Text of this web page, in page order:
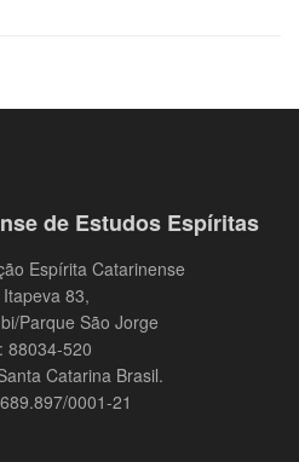
de Estudos Espíritas
Espírita Catarinense
83,
Parque São Jorge
88034-520
Catarina Brasil.
0001-21